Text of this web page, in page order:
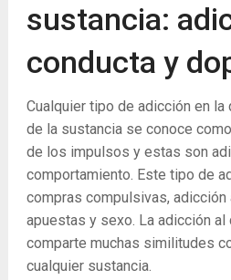
sustancia:
conducta y
Cualquier tipo de adicción en la
de la sustancia se conoce
de los impulsos y estas son
comportamiento. Este tipo de
compras compulsivas, adicción
apuestas y sexo. La adicción al
comparte muchas similitudes
cualquier sustancia.